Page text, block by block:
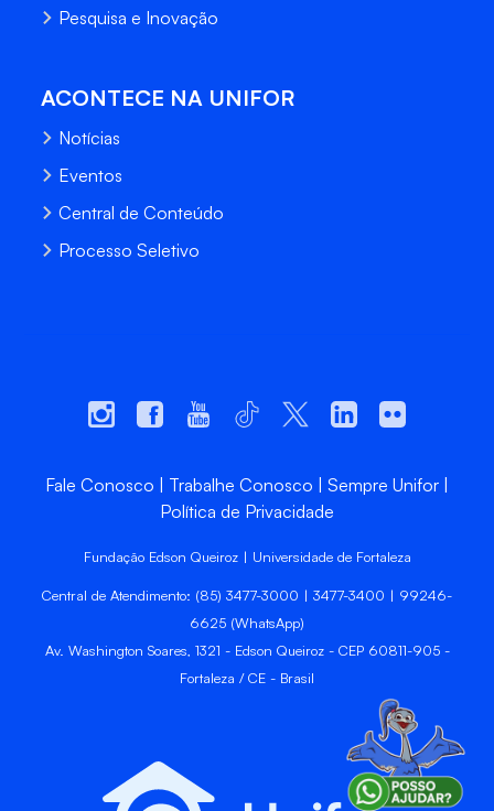
Pesquisa e Inovação
ACONTECE NA UNIFOR
Notícias
Eventos
Central de Conteúdo
Processo Seletivo
Fale Conosco Trabalhe Conosco
Sempre Unifor
Política de Privacidade
Fundação Edson Queiroz | Universidade de Fortaleza
Central de Atendimento: (85) 3477-3000 | 3477-3400 | 99246-
6625 (WhatsApp)
Av. Washington Soares, 1321 - Edson Queiroz - CEP 60811-905 -
Fortaleza / CE - Brasil